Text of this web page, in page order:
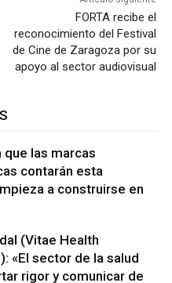
FORTA recibe el
reconocimiento del Festival
de Cine de Zaragoza por su
apoyo al sector audiovisual
que las marcas
contarán esta
a construirse en
(Vitae Health
«El sector de la salud
rigor y comunicar de